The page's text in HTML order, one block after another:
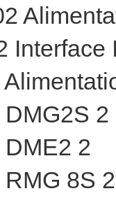
Interface
2
2
8S 2